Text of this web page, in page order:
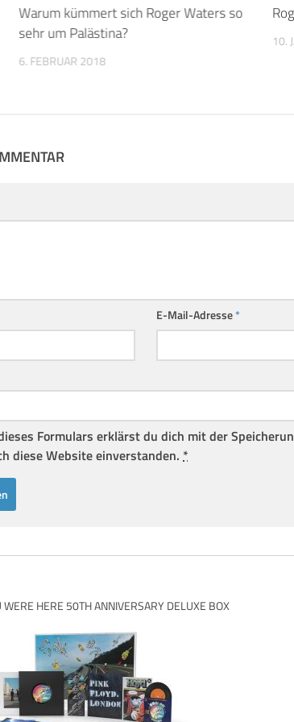
Warum kümmert sich Roger Waters so
sehr um Palästina?
6. FEBRUAR 2018
10.
E-Mail-Adresse*
Formulars erklärst du dich mit der
diese Website einverstanden. *
WERE HERE 50TH ANNIVERSARY DELUXE BOX